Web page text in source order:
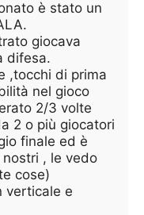
è stato un
giocava
difesa.
,tocchi di prima
nel gioco
2/3 volte
2 o più giocatori
finale ed è
nostri , le vedo
cose)
verticale e